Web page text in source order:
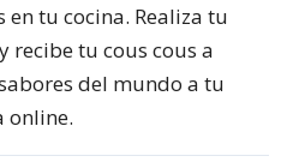
tu cocina. Realiza tu
recibe tu cous cous a
del mundo a tu
online.